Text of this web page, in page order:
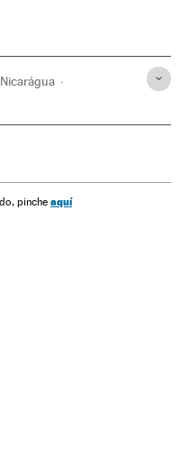
Nicarágua
pinche aquí